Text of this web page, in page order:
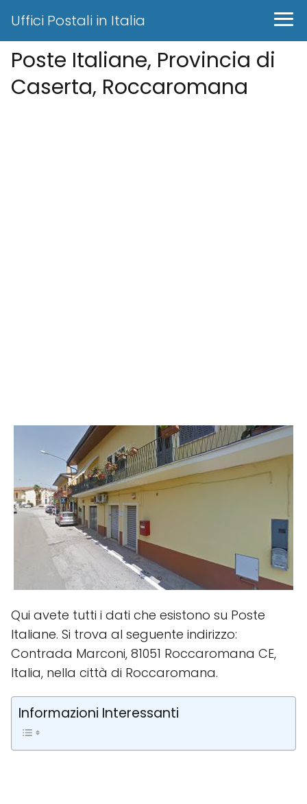
Uffici Postali in Italia
Poste Italiane, Provincia di
Caserta, Roccaromana
Qui avete tutti i dati che esistono su Poste
Italiane. Si trova al seguente indirizzo:
Contrada Marconi, 81051 Roccaromana CE,
Italia, nella città di Roccaromana.
Informazioni Interessanti